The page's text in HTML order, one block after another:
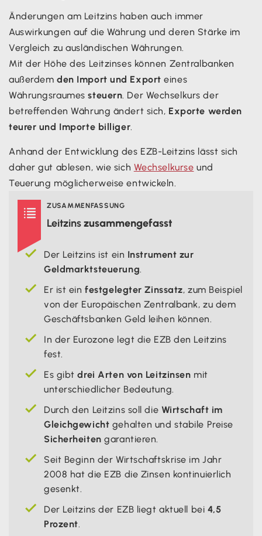
Änderungen am Leitzins haben auch immer
Auswirkungen auf die Währung und deren Stärke im
Vergleich zu ausländischen Währungen.
Mit der Höhe des Leitzinses können Zentralbanken
außerdemden Import und Export eines
Währungsraumessteuern. Der Wechselkurs der
betreffenden Währung ändert sich, Exporte werden
teurer und Importe billiger.
Anhand der Entwicklung des EZB-Leitzins lässt sich
daher gut ablesen, wie sich Wechselkurse und
Teuerung möglicherweise entwickeln.
 ZUSAMMENFASSUNG
Leitzinszusammengefasst
Der Leitzins ist ein Instrument zur
Geldmarktsteuerung.
Er ist einfestgelegter Zinssatz, zum Beispiel
von der Europäischen Zentralbank, zu dem
Geschäftsbanken Geld leihen können.
In der Eurozone legt die EZB den Leitzins
fest.
Es gibtdrei Arten von Leitzinsen mit
unterschiedlicher Bedeutung.
Durch den Leitzins soll die Wirtschaft im
Gleichgewicht gehalten und stabile Preise
Sicherheiten garantieren.
Seit Beginn der Wirtschaftskrise im Jahr
2008 hat die EZB die Zinsen kontinuierlich
gesenkt.
Der Leitzins der EZB liegt aktuell bei 4,5
Prozent.